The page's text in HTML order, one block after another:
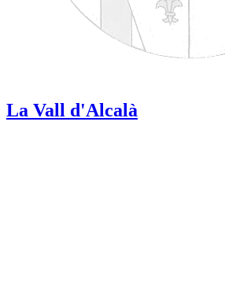
La Vall d'Alcalà